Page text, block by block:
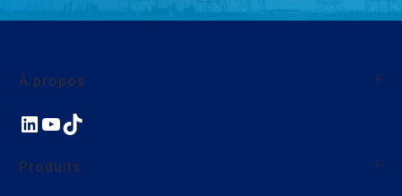
À propos
À propos de SAB France
Nos actions environnementales et sociales
LinkedIn
YouTube
TikTok
Produits